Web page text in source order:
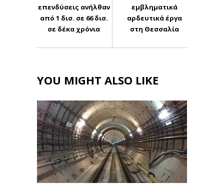
επενδύσεις ανήλθαν
από 1 δισ. σε 66 δισ.
σε δέκα χρόνια
εμβληματικά
αρδευτικά έργα
στη Θεσσαλία
YOU MIGHT ALSO LIKE